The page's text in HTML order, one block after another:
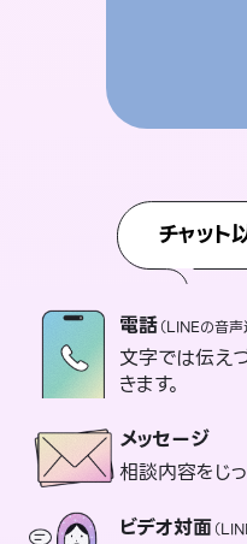
チャッ
電話（LINEの音声
文字では伝え
きます。
メッセージ
相談内容をじ
ビデオ対面（